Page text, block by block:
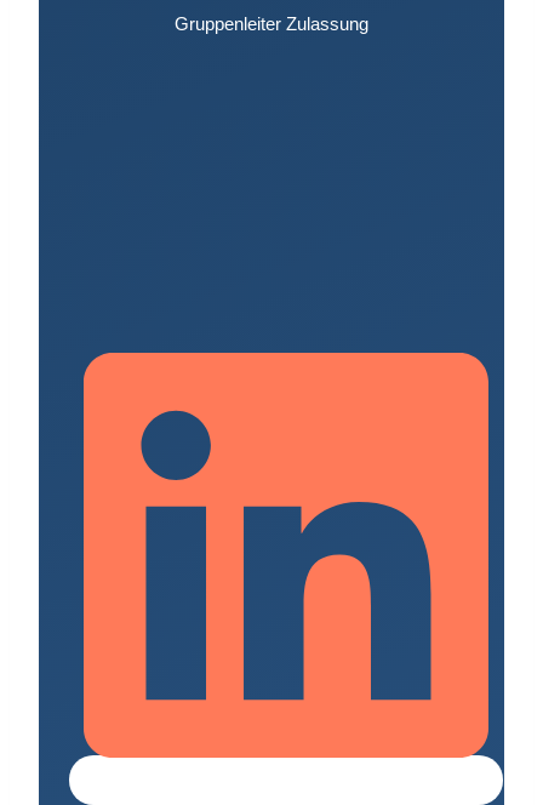
Gruppenleiter Zulassung